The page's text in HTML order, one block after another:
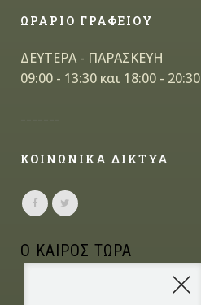
ΩΡΑΡΙΟ ΓΡΑΦΕΙΟΥ
ΔΕΥΤΕΡΑ - ΠΑΡΑΣΚΕΥΗ
09:00 - 13:30 και 18:00 - 20:30
-------
ΚΟΙΝΩΝΙΚΑ ΔΙΚΤΥΑ
Ο ΚΑΙΡΟΣ ΤΩΡΑ